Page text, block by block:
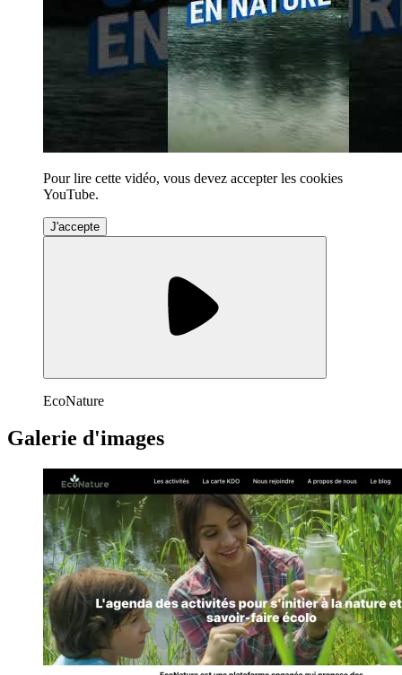
Pour lire cette vidéo, vous devez accepter les cookies
YouTube.
J'accepte
EcoNature
Galerie d'images